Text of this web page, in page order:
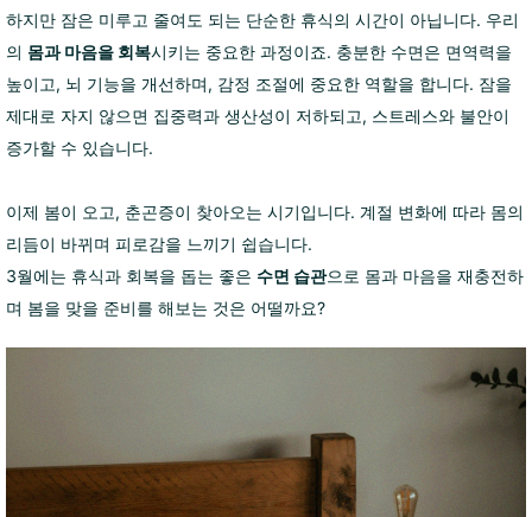
하지만 잠은 미루고 줄여도 되는 단순한 휴식의 시간이 아닙니다. 우리
의 몸과 마음을 회복시키는 중요한 과정이죠. 충분한 수면은 면역력을
높이고, 뇌 기능을 개선하며, 감정 조절에 중요한 역할을 합니다. 잠을
제대로 자지 않으면 집중력과 생산성이 저하되고, 스트레스와 불안이
증가할 수 있습니다.
이제 봄이 오고, 춘곤증이 찾아오는 시기입니다. 계절 변화에 따라 몸의
리듬이 바뀌며 피로감을 느끼기 쉽습니다.
3월에는 휴식과 회복을 돕는 좋은 수면 습관으로 몸과 마음을 재충전하
며 봄을 맞을 준비를 해보는 것은 어떨까요?